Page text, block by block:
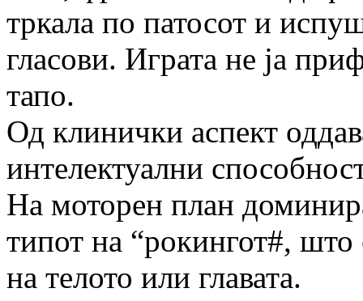
тркала по патосот и
гласови. Играта не ја
тапо.
Од клинички аспект
интелектуални
На моторен план
типот на “рокингот#,
на телото или главата.